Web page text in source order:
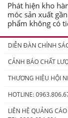
Phát hiện kho
móc sản xuất
phẩm không có
DIỄN ĐÀN CHÍNH
CẢNH BÁO CHẤT
THƯƠNG HIỆU HỘI
HOTLINE:
LIÊN HỆ QUẢNG